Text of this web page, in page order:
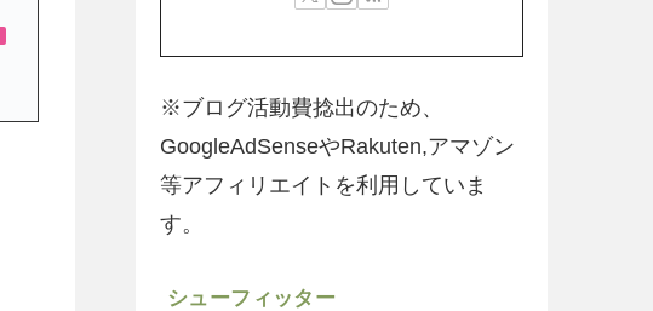
※ブログ活動費捻出のため、
GoogleAdSenseやRakuten,アマゾン
等アフィリエイトを利用していま
す。
シューフィッター